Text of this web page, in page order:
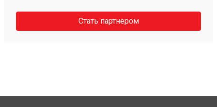
Стать партнером